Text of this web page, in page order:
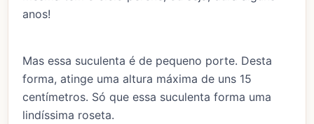
anos!
Mas essa suculenta é de pequeno porte. Desta
forma, atinge uma altura máxima de uns 15
centímetros. Só que essa suculenta forma uma
lindíssima roseta.